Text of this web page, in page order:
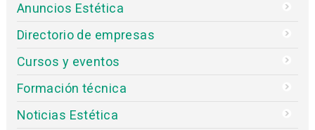
Anuncios Estética
Directorio de empresas
Cursos y eventos
Formación técnica
Noticias Estética